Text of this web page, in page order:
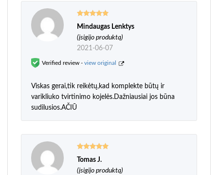
Įvertinimas:
5iš 5
Mindaugas Lenktys
(įsigijo produktą)
2021-06-07
Verified review - view original
Viskas gerai,tik reikėtų,kad komplekte būtų ir
varikliuko tvirtinimo kojelės.Dažniausiai jos būna
sudilusios.AČIŪ
Įvertinimas:
5iš 5
Tomas J.
(įsigijo produktą)